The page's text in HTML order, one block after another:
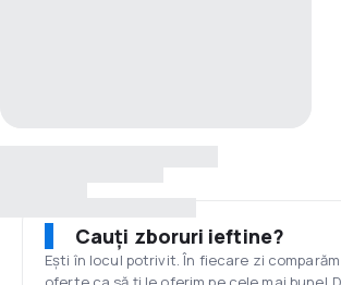
Cauți zboruri ieftine?
Ești în locul potrivit. În fiecare zi